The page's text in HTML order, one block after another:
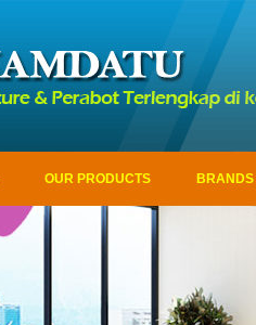
OUR PRODUCTS BRANDS